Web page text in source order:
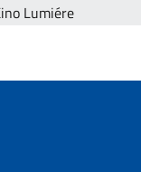
Lumiére